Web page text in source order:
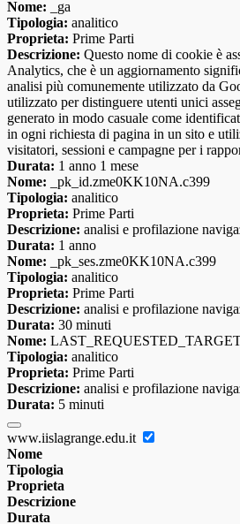
Nome: _ga
Tipologia: analitico
Proprieta: Prime Parti
Descrizione: Questo nome di cookie è
Analytics, che è un aggiornamento
analisi più comunemente utilizzato da
utilizzato per distinguere utenti unici
generato in modo casuale come
in ogni richiesta di pagina in un sito e
visitatori, sessioni e campagne per i
Durata: 1 anno 1 mese
Nome: _pk_id.zme0KK10NA.c399
Tipologia: analitico
Proprieta: Prime Parti
Descrizione: analisi e profilazione
Durata: 1 anno
Nome: _pk_ses.zme0KK10NA.c399
Tipologia: analitico
Proprieta: Prime Parti
Descrizione: analisi e profilazione
Durata: 30 minuti
Nome:
Tipologia: analitico
Proprieta: Prime Parti
Descrizione: analisi e profilazione
Durata: 5 minuti
www.iislagrange.edu.it
Nome
Tipologia
Proprieta
Descrizione
Durata